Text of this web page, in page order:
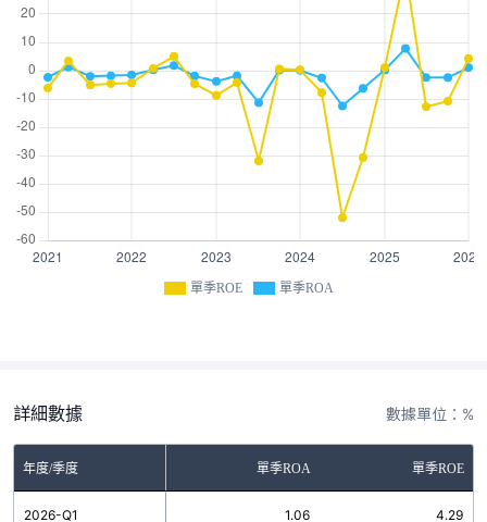
單季ROE 單季ROA
詳細數據 數據單位：%
年度/季度 單季ROA 單季ROE
2026-Q1 1.06 4.29